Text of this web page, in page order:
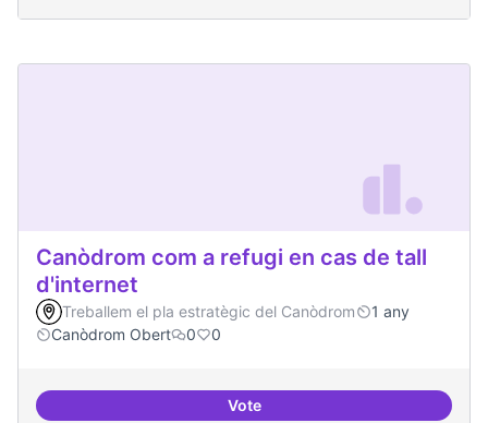
Canòdrom com a refugi en cas de tall
d'internet
Treballem el pla estratègic del Canòdrom
1 any
Canòdrom Obert
0 0
VoteCanòdrom com a refugi en cas